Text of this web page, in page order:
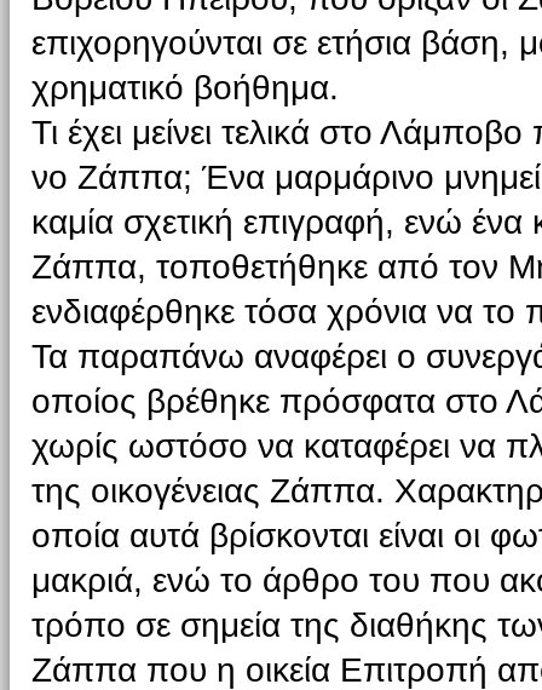
επιχορηγούνται σε ετήσια
χρηματικό βοήθημα.
Τι έχει μείνει τελικά στο
νο Ζάππα; Ένα μαρμάρινο
καμία σχετική επιγραφή, ενώ ένα
Ζάππα, τοποθετήθηκε από τον
ενδιαφέρθηκε τόσα χρόνια να το
Τα παραπάνω αναφέρει ο
οποίος βρέθηκε πρόσφατα στο
χωρίς ωστόσο να καταφέρει να
της οικογένειας Ζάππα.
οποία αυτά βρίσκονται είναι οι
μακριά, ενώ το άρθρο του που
τρόπο σε σημεία της διαθήκης
Ζάππα που η οικεία Επιτροπή